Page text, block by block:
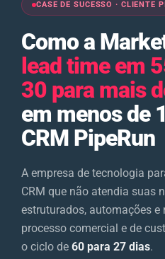
CASE DE SUCESSO · CLIENTE
Como a
lead time em
30 para mais
em menos de
CRM PipeRun
A empresa de tecnologia
CRM que não atendia suas
estruturados, automações
processo comercial e de
o ciclo de 60 para 27 dias.